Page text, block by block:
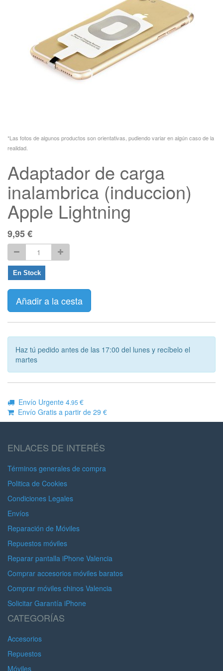
*Las fotos de algunos productos son orientativas, pudiendo variar en algún caso de la
realidad.
Adaptador de carga
inalambrica (induccion)
Apple Lightning
9,95€
En Stock
Añadir a la cesta
Haz tú pedido antes de las 17:00 del lunes y recíbelo el
martes
Envío Urgente 4.95 €
Envío Gratis a partir de 29 €
ENLACES DE INTERÉS
Términos generales de compra
Politica de Cookies
Condiciones Legales
Envíos
Reparación de Móviles
Repuestos móviles
Reparar pantalla iPhone Valencia
Comprar accesorios móviles baratos
Comprar móviles chinos Valencia
Solicitar Garantía iPhone
CATEGORÍAS
Accesorios
Repuestos
Móviles